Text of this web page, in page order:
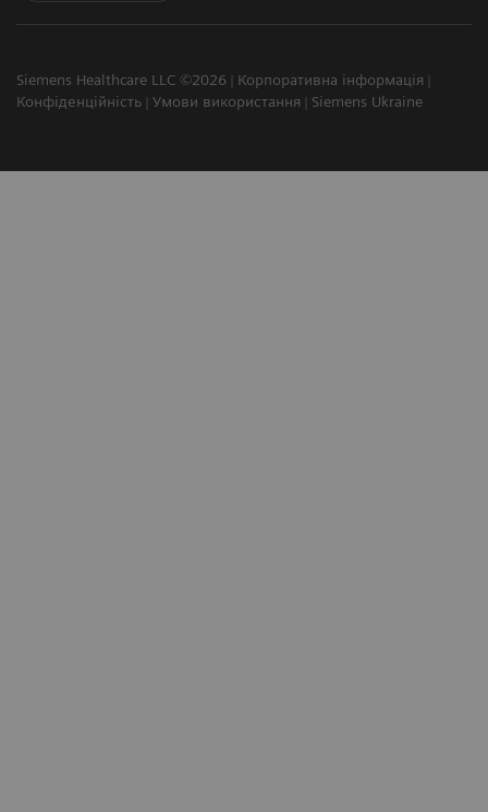
Siemens Healthcare LLC ©2026
Корпоративна інформація
Конфіденційність
Умови використання Siemens Ukraine